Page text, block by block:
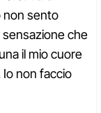
non sento
che
il mio cuore
Io non faccio